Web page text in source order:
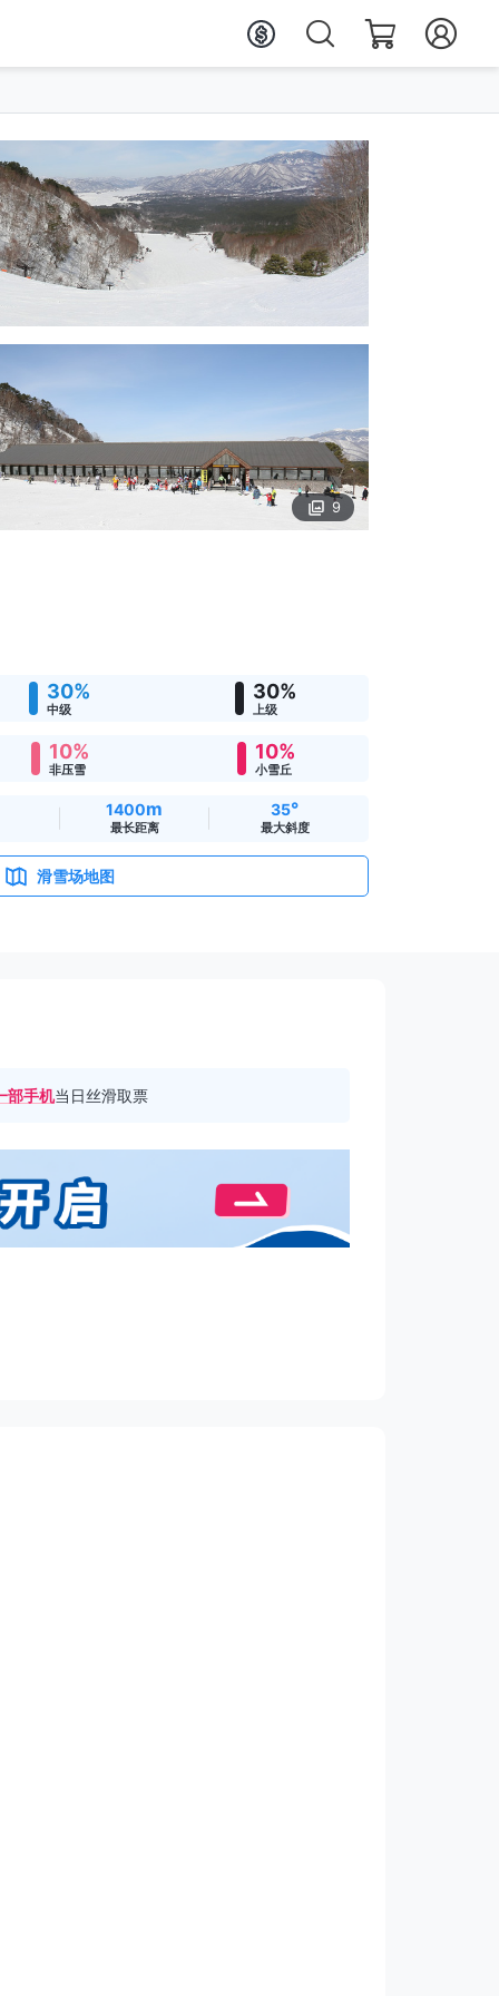
9
30%
中级
30%
上级
10%
非压雪
10%
小雪丘
1400m
最长距离
35°
最大斜度
滑雪场地图
部手机当日丝滑取票